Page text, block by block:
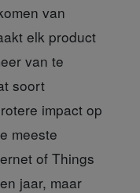
van
elk product
van te
soort
impact op
meeste
of Things
jaar, maar